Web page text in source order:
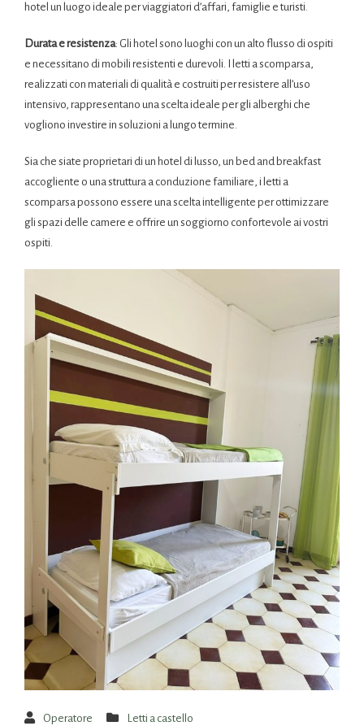
hotel un luogo ideale per viaggiatori d’affari, famiglie e turisti.
Durata e resistenza: Gli hotel sono luoghi con un alto flusso di ospiti
e necessitano di mobili resistenti e durevoli. I letti a scomparsa,
realizzati con materiali di qualità e costruiti per resistere all’uso
intensivo, rappresentano una scelta ideale per gli alberghi che
vogliono investire in soluzioni a lungo termine.
Sia che siate proprietari di un hotel di lusso, un bed and breakfast
accogliente o una struttura a conduzione familiare, i letti a
scomparsa possono essere una scelta intelligente per ottimizzare
gli spazi delle camere e offrire un soggiorno confortevole ai vostri
ospiti.
Operatore Letti a castello